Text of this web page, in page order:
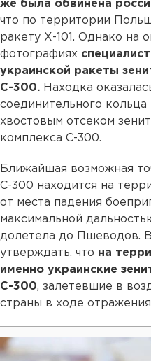
же была обвинена
что по территории
ракету Х-101. Однако на
фотографиях
украинской ракеты
С-300. Находка
соединительного кольца
хвостовым отсеком
комплекса С-300.
Ближайшая возможная
С-300 находится на
от места падения
максимальной
долетела до Пшеводов.
утверждать, что на
именно украинские
С-300, залетевшие в
страны в ходе